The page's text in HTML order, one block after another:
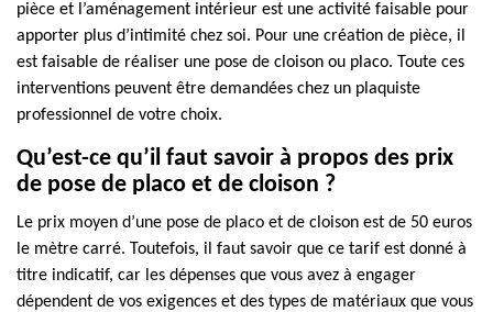
pièce et l’aménagement intérieur est une activité faisable pour
apporter plus d’intimité chez soi. Pour une création de pièce, il
est faisable de réaliser une pose de cloison ou placo. Toute ces
interventions peuvent être demandées chez un plaquiste
professionnel de votre choix.
Qu’est-ce qu’il faut savoir à propos des prix
de pose de placo et de cloison ?
Le prix moyen d’une pose de placo et de cloison est de 50 euros
le mètre carré. Toutefois, il faut savoir que ce tarif est donné à
titre indicatif, car les dépenses que vous avez à engager
dépendent de vos exigences et des types de matériaux que vous